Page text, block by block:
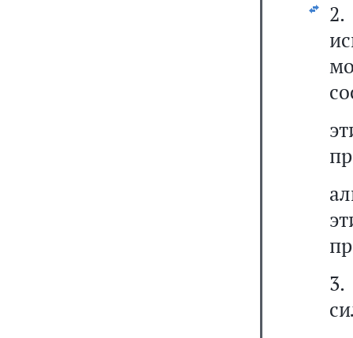
2.
3.